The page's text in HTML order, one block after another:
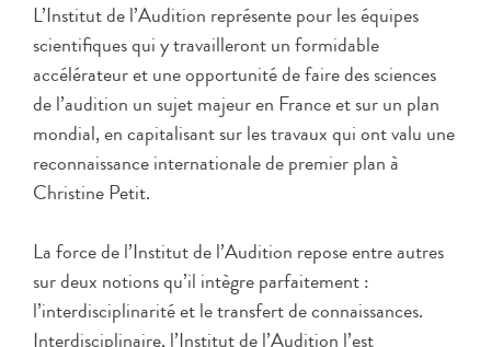
L’Institut de l’Audition représente pour les équipes
scientifiques qui y travailleront un formidable
accélérateur et une opportunité de faire des sciences
de l’audition un sujet majeur en France et sur un plan
mondial, en capitalisant sur les travaux qui ont valu une
reconnaissance internationale de premier plan à
Christine Petit.
La force de l’Institut de l’Audition repose entre autres
sur deux notions qu’il intègre parfaitement :
l’interdisciplinarité et le transfert de connaissances.
Interdisciplinaire, l’Institut de l’Audition l’est